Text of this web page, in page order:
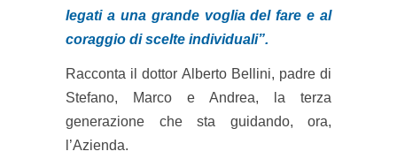
legati a una grande voglia del fare e al
coraggio di scelte individuali”.
Racconta il dottor Alberto Bellini, padre di
Stefano, Marco e Andrea, la terza
generazione che sta guidando, ora,
l’Azienda.